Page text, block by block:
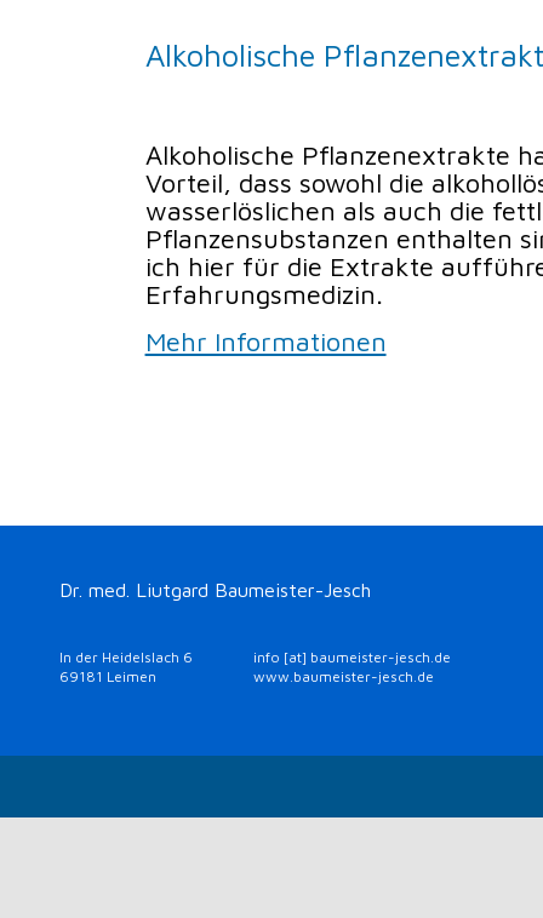
Alkoholische
Alkoholische Pflanzenextrakte
Vorteil, dass sowohl die
wasserlöslichen als auch die
Pflanzensubstanzen enthalten
ich hier für die Extrakte
Erfahrungsmedizin.
Mehr Informationen
Dr. med. Liutgard Baumeister-Jesch
In der Heidelslach 6
69181 Leimen
info [at] baumeister-jesch.de
www.baumeister-jesch.de